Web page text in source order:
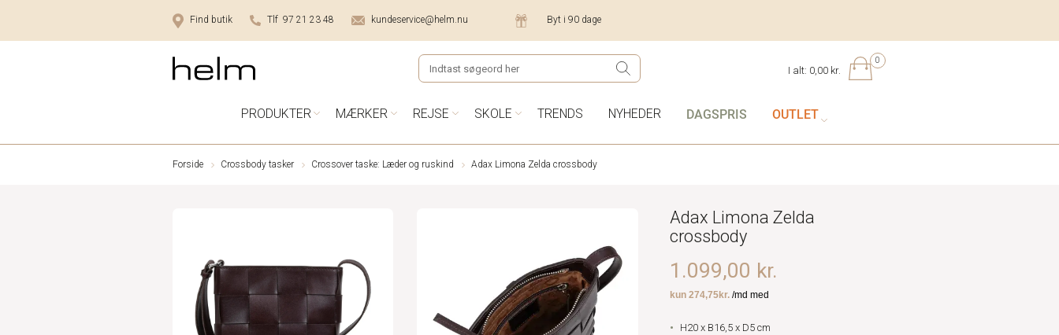
Find butik Tlf 97 21 23 48 kundeservice@helm.nu Byt i 90 dage
0
I alt: 0,00 kr.
PRODUKTER MÆRKER REJSE SKOLE TRENDS NYHEDER DAGSPRIS OUTLET
Forside Crossbody tasker Crossover taske: Læder og ruskind Adax Limona Zelda crossbody
Adax Limona Zelda
crossbody
1.099,00 kr.
H20 x B16,5 x D5 cm